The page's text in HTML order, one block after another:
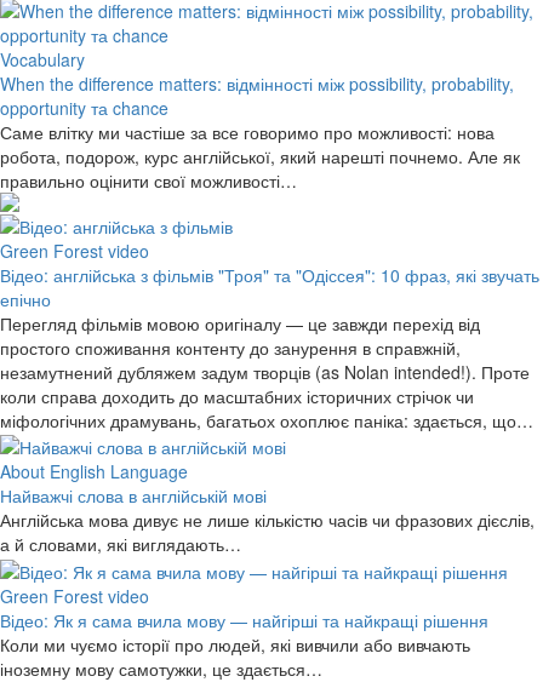
Vocabulary
When the difference matters: відмінності між possibility, probability,
opportunity та chance
Саме влітку ми частіше за все говоримо про можливості: нова
робота, подорож, курс англійської, який нарешті почнемо. Але як
правильно оцінити свої можливості…
Green Forest video
Відео: англійська з фільмів "Троя" та "Одіссея": 10 фраз, які звучать
епічно
Перегляд фільмів мовою оригіналу — це завжди перехід від
простого споживання контенту до занурення в справжній,
незамутнений дубляжем задум творців (as Nolan intended!). Проте
коли справа доходить до масштабних історичних стрічок чи
міфологічних драмувань, багатьох охоплює паніка: здається, що…
About English Language
Найважчі слова в англійській мові
Англійська мова дивує не лише кількістю часів чи фразових дієслів,
а й словами, які виглядають…
Green Forest video
Відео: Як я сама вчила мову — найгірші та найкращі рішення
Коли ми чуємо історії про людей, які вивчили або вивчають
іноземну мову самотужки, це здається…